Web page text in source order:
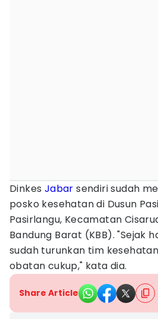
Dinkes Jabar sendiri sudah
posko kesehatan di Dusun
Pasirlangu, Kecamatan
Bandung Barat (KBB). "Sejak
sudah turunkan tim
obatan cukup," kata dia.
Share Article